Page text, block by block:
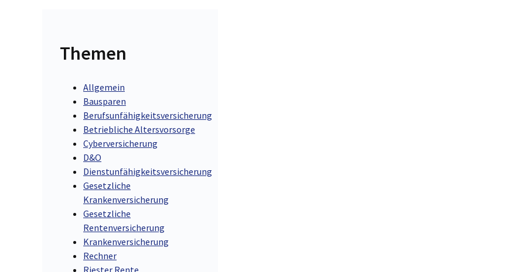
Themen
Allgemein
Bausparen
Berufsunfähigkeitsversicherung
Betriebliche Altersvorsorge
Cyberversicherung
D&O
Dienstunfähigkeitsversicherung
Gesetzliche
Krankenversicherung
Gesetzliche
Rentenversicherung
Krankenversicherung
Rechner
Riester Rente